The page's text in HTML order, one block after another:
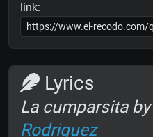
link:
Lyrics
La cumparsita by
Rodriguez